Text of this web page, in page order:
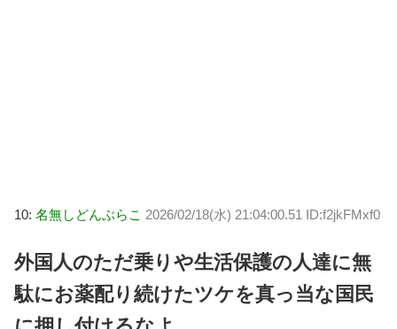
10: 名無しどんぶらこ 2026/02/18(水) 21:04:00.51 ID:f2jkFMxf0
外国人のただ乗りや生活保護の人達に無
駄にお薬配り続けたツケを真っ当な国民